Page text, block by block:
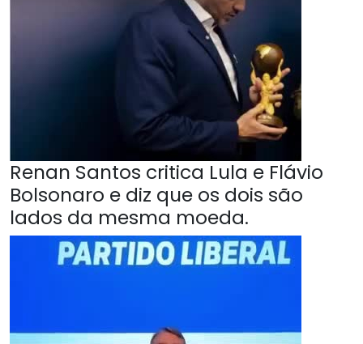
Renan Santos critica Lula e Flávio
Bolsonaro e diz que os dois são
lados da mesma moeda.